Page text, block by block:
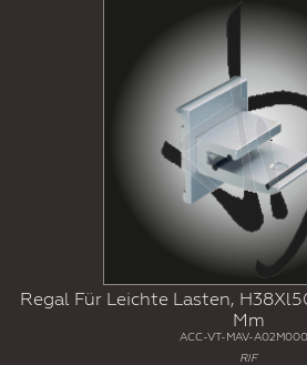
Regal Für Leichte Lasten,
Mm
ACC-VT-MAV-
RIF